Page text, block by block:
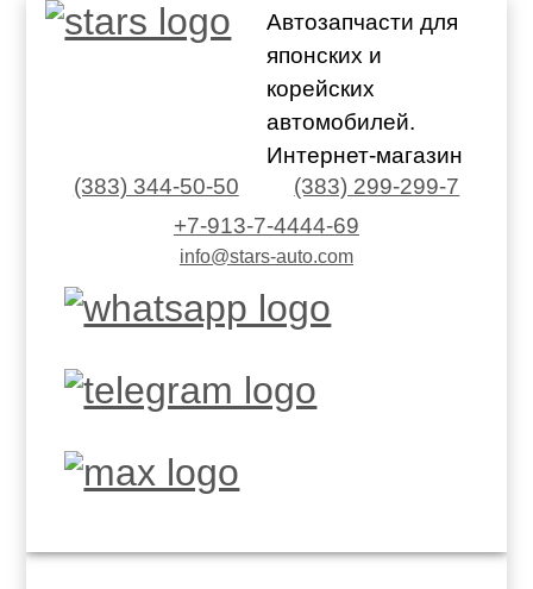
Автозапчасти для
японских и
корейских
автомобилей.
Интернет-магазин
(383) 344-50-50
(383) 299-299-7
+7-913-7-4444-69
info@stars-auto.com